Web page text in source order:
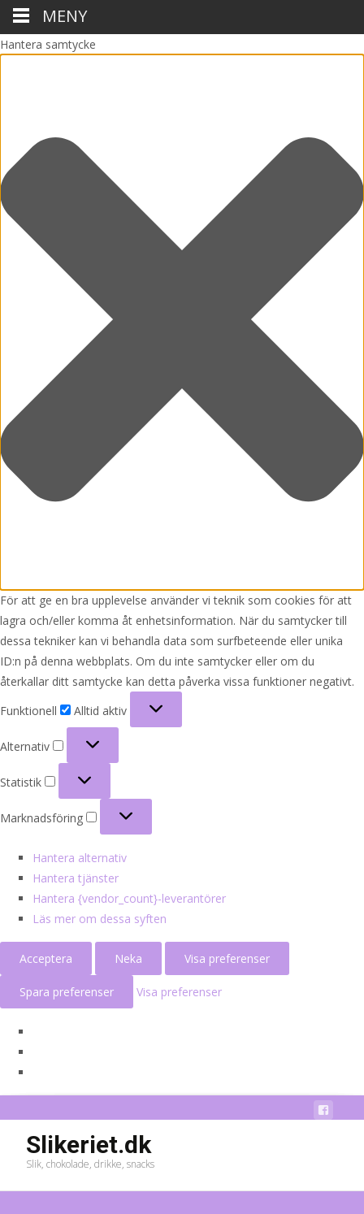
Hantera samtycke
För att ge en bra upplevelse använder vi teknik som cookies för att
lagra och/eller komma åt enhetsinformation. När du samtycker till
dessa tekniker kan vi behandla data som surfbeteende eller unika
ID:n på denna webbplats. Om du inte samtycker eller om du
återkallar ditt samtycke kan detta påverka vissa funktioner negativt.
Funktionell
Alltid aktiv
Alternativ
Statistik
Marknadsföring
Hantera alternativ
Hantera tjänster
Hantera {vendor_count}-leverantörer
Läs mer om dessa syften
Acceptera Neka Visa preferenser
Spara preferenser Visa preferenser
Slikeriet.dk
Slik, chokolade, drikke, snacks
MENY